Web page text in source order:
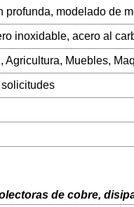
profunda, modelado de
inoxidable, acero al
Agricultura, Muebles,
de cobre,